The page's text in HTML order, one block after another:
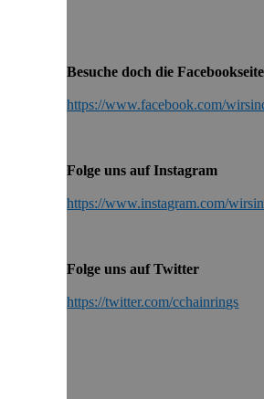
Besuche doch die
https://www.facebook.com/
Folge uns auf Instagram
https://www.instagram.com/
Folge uns auf Twitter
https://twitter.com/cchainrings